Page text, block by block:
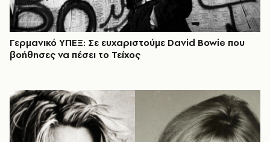
Γερμανικό ΥΠΕΞ: Σε ευχαριστούμε David Bowie που
βοήθησες να πέσει το Τείχος